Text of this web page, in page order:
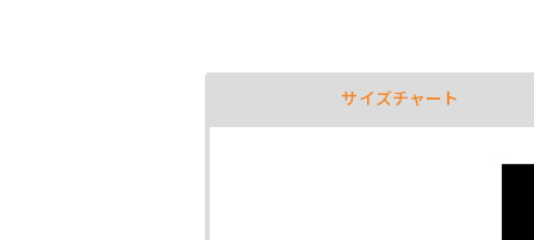
サイズチャート